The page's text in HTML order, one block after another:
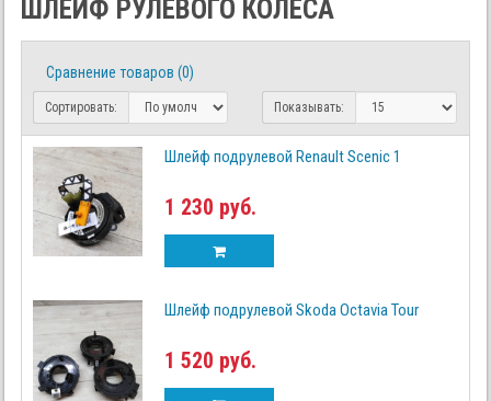
ШЛЕЙФ РУЛЕВОГО КОЛЕСА
Сравнение товаров (0)
Сортировать: Показывать:
Шлейф подрулевой Renault Scenic 1
1 230 руб.
Шлейф подрулевой Skoda Octavia Tour
1 520 руб.